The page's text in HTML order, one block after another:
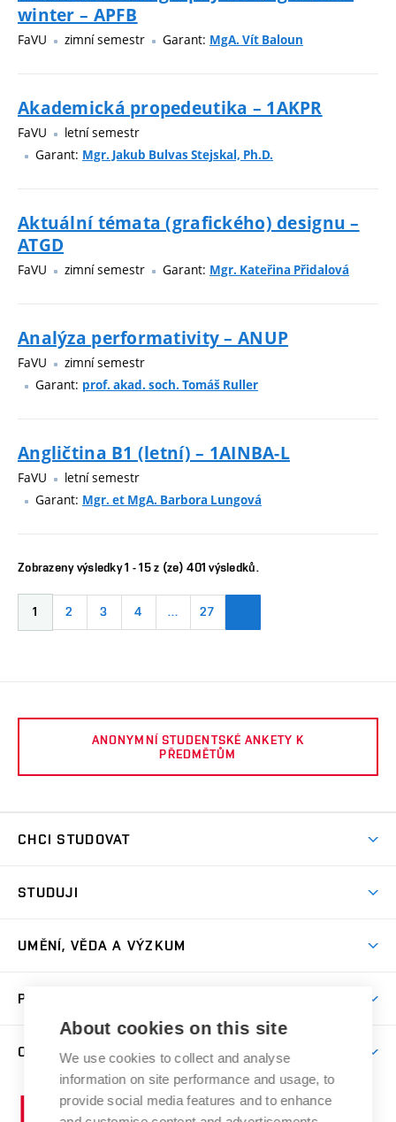
winter – APFB
FaVU zimní semestr Garant: MgA. Vít Baloun
Akademická propedeutika – 1AKPR
FaVU
letní semestr
Garant: Mgr. Jakub Bulvas Stejskal, Ph.D.
Aktuální témata (grafického) designu –
ATGD
FaVU zimní semestr Garant: Mgr. Kateřina Přidalová
Analýza performativity – ANUP
FaVU
zimní semestr
Garant: prof. akad. soch. Tomáš Ruller
Angličtina B1 (letní) – 1AINBA-L
FaVU
letní semestr
Garant: Mgr. et MgA. Barbora Lungová
Zobrazeny výsledky 1 - 15 z (ze) 401 výsledků.
1 2 3 4 … 27
ANONYMNÍ STUDENTSKÉ ANKETY K
PŘEDMĚTŮM
CHCI STUDOVAT
Přijímačky
Dny otevřených dveří
Přípravné kurzy
Studium bez bariér
Katedra teorií a dějin umění
Kabinety a dílny
STUDUJI
Časový plán studia
Studijní předpisy a formuláře
Studium a stáže v zahraničí
Rezidenční pobyty
Odborná praxe
UMĚNÍ, VĚDA A VÝZKUM
Publikační činnost
Projekty
Výstavy
PRO VEŘEJNOST
Letní školy a semestrální kurzy
Nakladatelská a vydavatelská činnost
Research Catalogue
O FAKULTĚ
Aktuality
Vysoké
About cookies on this site
We use cookies to collect and analyse
information on site performance and usage, to
provide social media features and to enhance